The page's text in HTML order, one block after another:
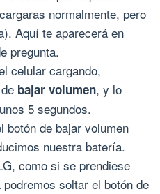
normalmente, pero
Aquí te aparecerá en
pregunta.
celular cargando,
bajar volumen, y lo
5 segundos.
botón de bajar volumen
nuestra batería.
como si se prendiese
soltar el botón de